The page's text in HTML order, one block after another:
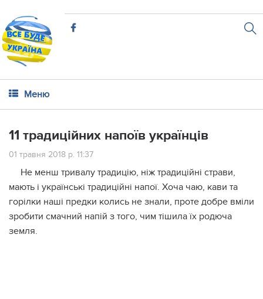
Меню
11 традиційних напоїв українців
01 травня 2018 р. 11:37
Не менш тривалу традицію, ніж традиційні страви,
мають і українські традиційні напої. Хоча чаю, кави та
горілки наші предки колись не знали, проте добре вміли
зробити смачний напій з того, чим тішила їх родюча
земля.